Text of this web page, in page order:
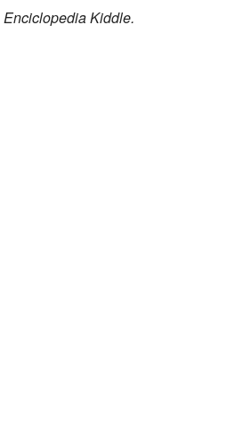
Enciclopedia Kiddle.